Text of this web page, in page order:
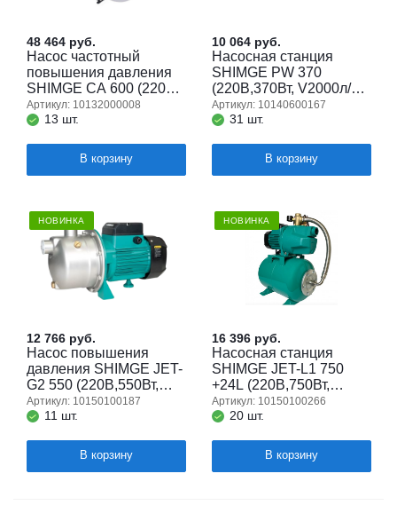
Насос частотный
повышения давления
SHIMGE CA 600 (220В;
600Вт, V6000л/ч,
нап45м, всас3,5м)
13 шт.
Артикул: 10132000008
48 464 руб.
В корзину
Насосная станция
SHIMGE PW 370
(220В,370Вт, V2000л/ч,
нап36,всас8) кабель 1,3
м. 31 шт.
Артикул: 10140600167
10 064 руб.
В корзину
НОВИНКА
Насос повышения
давления SHIMGE JET-
G2 550 (220В,550Вт,
V4000л/ч, нап38,всас9)
кабель 1,3 м.
11 шт.
Артикул: 10150100187
12 766 руб.
В корзину
НОВИНКА
Насосная станция
SHIMGE JET-L1 750
+24L (220В,750Вт,
V5000л/ч, нап41,всас9)
кабель 1,3 м.
20 шт.
Артикул: 10150100266
16 396 руб.
В корзину